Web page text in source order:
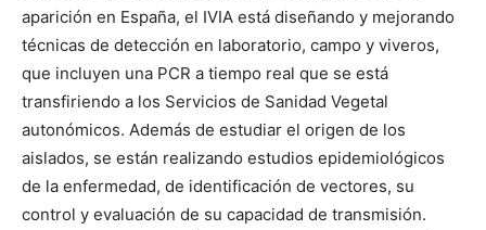
aparición en España, el IVIA está diseñando y mejorando
técnicas de detección en laboratorio, campo y viveros,
que incluyen una PCR a tiempo real que se está
transfiriendo a los Servicios de Sanidad Vegetal
autonómicos. Además de estudiar el origen de los
aislados, se están realizando estudios epidemiológicos
de la enfermedad, de identificación de vectores, su
control y evaluación de su capacidad de transmisión.